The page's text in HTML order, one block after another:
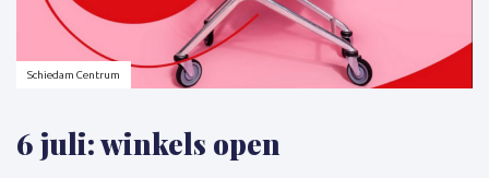
Schiedam Centrum
6 juli: winkels open